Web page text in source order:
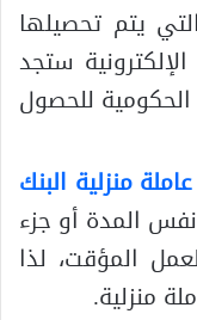
يتم تحصيلها
ستجد
الحكومية للحصول
منزلية البنك
المدة أو جزء
المؤقت، لذا
منزلية.